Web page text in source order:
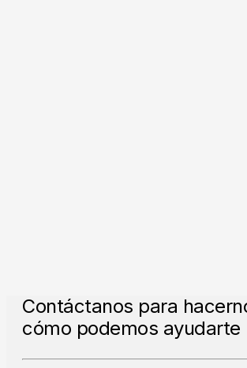
Contáctanos para
cómo podemos ayudarte